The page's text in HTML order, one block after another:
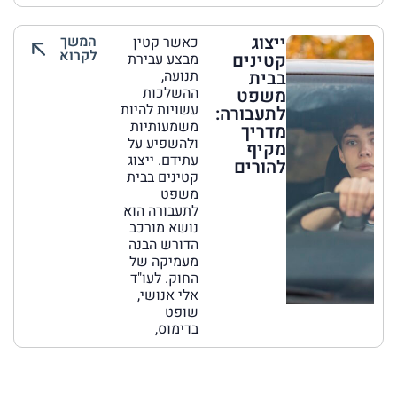
ייצוג
קטינים
בבית
משפט
לתעבורה:
מדריך
מקיף
להורים
כאשר קטין
מבצע עבירת
תנועה,
ההשלכות
עשויות להיות
משמעותיות
ולהשפיע על
עתידם. ייצוג
קטינים בבית
משפט
לתעבורה הוא
נושא מורכב
הדורש הבנה
מעמיקה של
החוק. לעו"ד
אלי אנושי,
שופט
בדימוס,
המשך
לקרוא